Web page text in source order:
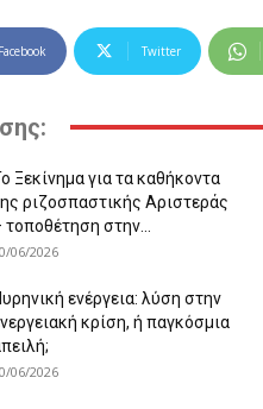
Facebook Twitter
Ξεκίνημα για τα καθήκοντα
ριζοσπαστικής Αριστεράς
τοποθέτηση στην...
06/2026
ενέργεια: λύση στην
κρίση, ή παγκόσμια
06/2026